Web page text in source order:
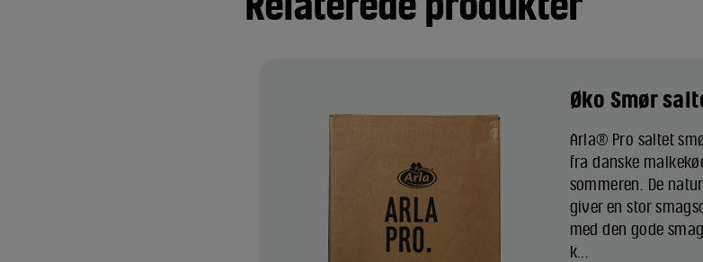
Øko Smør
Arla® Pro saltet
fra danske
sommeren. De
giver en stor
med den gode
k...